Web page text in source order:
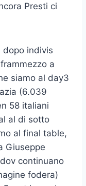
Presti ci
dopo indivis
a
siamo al day3
(6.039
58 italiani
al di sotto
al final table,
Giuseppe
continuano
fodera)